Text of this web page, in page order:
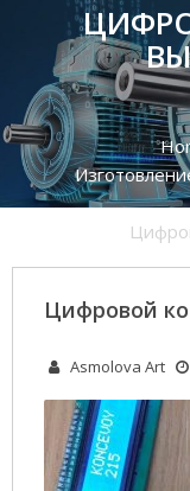
Цифровой
Asmolova Art